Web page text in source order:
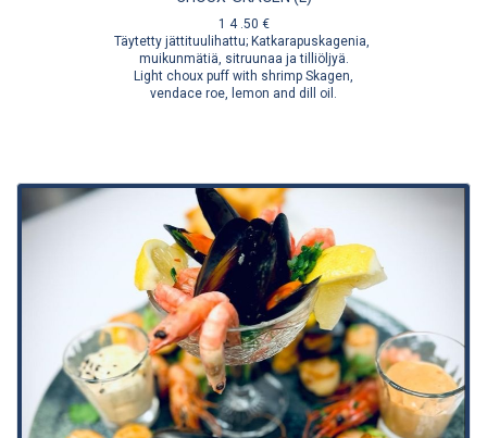
1 4 .50 €
Täytetty jättituulihattu; Katkarapuskagenia,
muikunmätiä, sitruunaa ja tilliöljyä.
Light choux puff with shrimp Skagen,
vendace roe, lemon and dill oil.